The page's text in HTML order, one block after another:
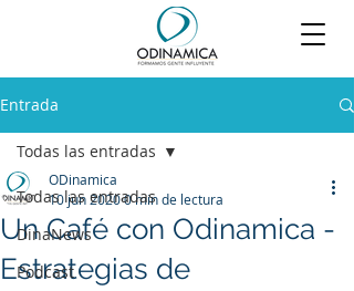
Entrada
Todas las entradas
DinaNews
Podcast
Todas las entradas
Un Café con Odinamica -
Estrategias de
ODinamica
10 jun 20200 min de lectura